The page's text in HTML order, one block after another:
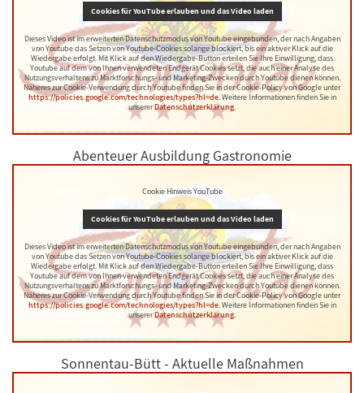
Cookies für YouTube erlauben und das Video laden
Dieses Video ist im erweiterten Datenschutzmodus von Youtube eingebunden, der nach Angaben
von Youtube das Setzen von Youtube-Cookies solange blockiert, bis ein aktiver Klick auf die
Wiedergabe erfolgt. Mit Klick auf den Wiedergabe-Button erteilen Sie Ihre Einwilligung, dass
Youtube auf dem von Ihnen verwendeten Endgerät Cookies setzt, die auch einer Analyse des
Nutzungsverhaltens zu Marktforschungs- und Marketing-Zwecken durch Youtube dienen können.
Näheres zur Cookie-Verwendung durch Youtube finden Sie in der Cookie-Policy von Google unter
https://policies.google.com/technologies/types?hl=de. Weitere Informationen finden Sie in
unsererDatenschutzerklärung.
Abenteuer Ausbildung Gastronomie
Cookie Hinweis YouTube
Cookies für YouTube erlauben und das Video laden
Dieses Video ist im erweiterten Datenschutzmodus von Youtube eingebunden, der nach Angaben
von Youtube das Setzen von Youtube-Cookies solange blockiert, bis ein aktiver Klick auf die
Wiedergabe erfolgt. Mit Klick auf den Wiedergabe-Button erteilen Sie Ihre Einwilligung, dass
Youtube auf dem von Ihnen verwendeten Endgerät Cookies setzt, die auch einer Analyse des
Nutzungsverhaltens zu Marktforschungs- und Marketing-Zwecken durch Youtube dienen können.
Näheres zur Cookie-Verwendung durch Youtube finden Sie in der Cookie-Policy von Google unter
https://policies.google.com/technologies/types?hl=de. Weitere Informationen finden Sie in
unsererDatenschutzerklärung.
Sonnentau-Bütt - Aktuelle Maßnahmen